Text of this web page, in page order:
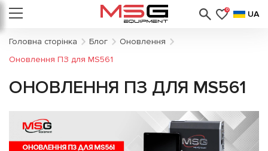
0 UA
Головна сторінка Блог
Оновлення
Оновлення ПЗ для MS561
ОНОВЛЕННЯ ПЗ ДЛЯ MS561